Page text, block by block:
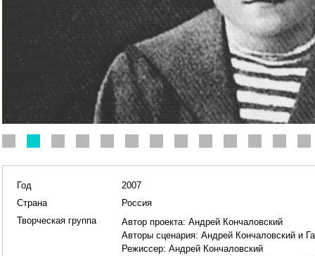
Год
2007
Страна
Россия
Творческая группа
Автор проекта: Андрей Кончаловский
Авторы сценария: Андрей Кончаловский и
Режиссер: Андрей Кончаловский